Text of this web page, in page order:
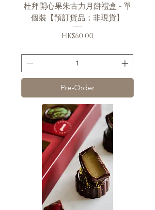
杜拜開心果朱古力月餅禮盒 - 單
個裝【預訂貨品；非現貨】
Price
HK$60.00
Pre-Order